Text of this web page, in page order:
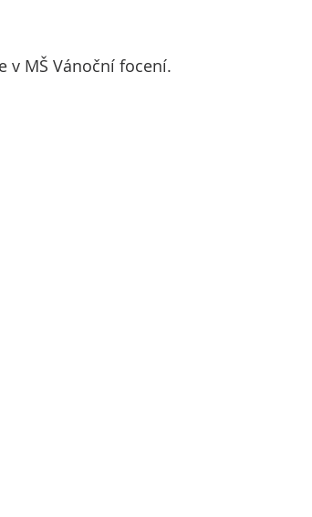
v MŠ Vánoční focení.